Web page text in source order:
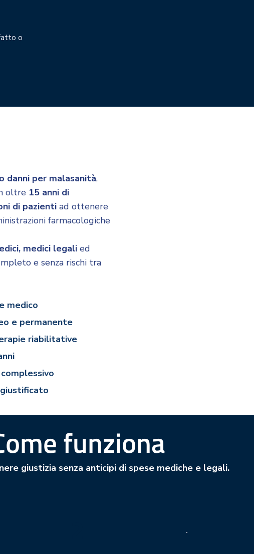
o
danni per malasanità,
oltre 15 anni di
di pazienti ad ottenere
farmacologiche
medici legali ed
e senza rischi tra
medico
e permanente
riabilitative
i
funziona
giustizia senza anticipi di spese mediche e legali.